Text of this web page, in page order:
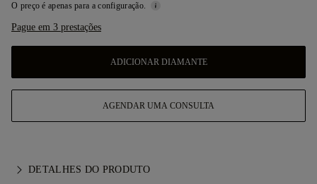
O preço é apenas para a configuração.
Pague em 3 prestações
ADICIONAR DIAMANTE
AGENDAR UMA CONSULTA
DETALHES DO PRODUTO